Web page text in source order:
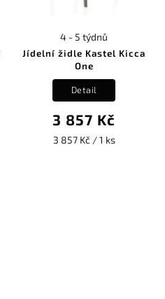
Jídelní židle Kastel Kicca
One
4 - 5 týdnů
3 857 Kč
3 857 Kč / 1 ks
Detail